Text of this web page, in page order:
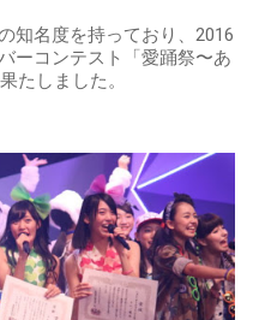
知名度を持っており、2016
ーコンテスト「愛踊祭〜あ
たしました。